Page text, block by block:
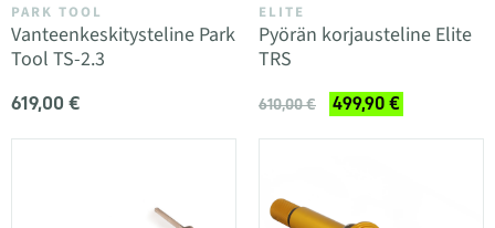
PARK TOOL
Vanteenkeskitysteline Park
Tool TS-2.3
619,00 €
ELITE
Pyörän korjausteline Elite
TRS
610,00 € 499,90 €